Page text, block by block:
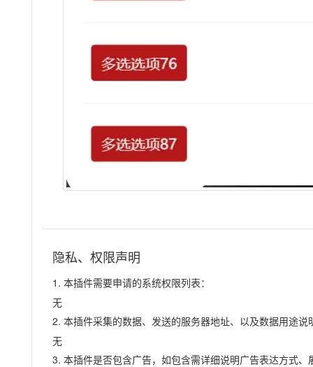
隐私、权限声明
1. 本插件需要申请的系统权限列表：
无
2. 本插件采集的数据、发送的服务器地址、以及数据用途说
无
3. 本插件是否包含广告，如包含需详细说明广告表达方式、